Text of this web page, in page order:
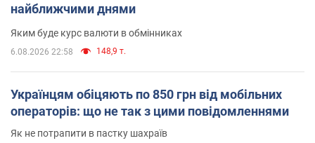
найближчими днями
Яким буде курс валюти в обмінниках
6.08.2026 22:58 148,9 т.
Українцям обіцяють по 850 грн від мобільних
операторів: що не так з цими повідомленнями
Як не потрапити в пастку шахраїв